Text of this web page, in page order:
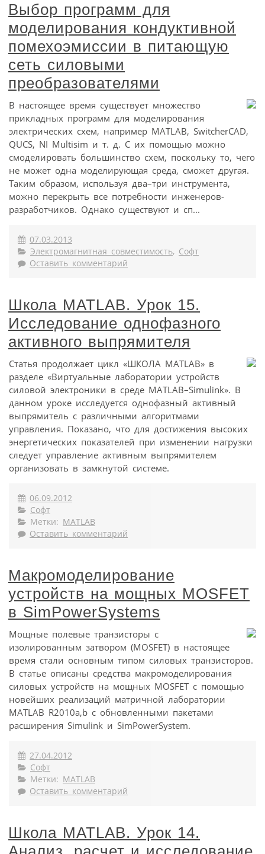
Выбор программ для
моделирования кондуктивной
помехоэмиссии в питающую
сеть силовыми
преобразователями
В настоящее время существует множество
прикладных программ для моделирования
электрических схем, например MATLAB, SwitcherCAD,
QUCS, NI Multisim и т. д. С их помощью можно
смоделировать большинство схем, поскольку то, чего
не может одна моделирующая среда, сможет другая.
Таким образом, используя два–три инструмента,
можно перекрыть все потребности инженеров-
разработчиков. Однако существуют и сп...
07.03.2013
Электромагнитная совместимость, Софт
Оставить комментарий
Школа МATLAB. Урок 15.
Исследование однофазного
активного выпрямителя
Статья продолжает цикл «ШКОЛА МATLAB» в
разделе «Виртуальные лаборатории устройств
силовой электроники в среде МATLAB–Simulink». В
данном уроке исследуется однофазный активный
выпрямитель с различными алгоритмами
управления. Показано, что для достижения высоких
энергетических показателей при изменении нагрузки
следует управление активным выпрямителем
организовать в замкнутой системе.
06.09.2012
Софт
Метки: MATLAB
Оставить комментарий
Макромоделирование
устройств на мощных MOSFET
в SimPowerSystems
Мощные полевые транзисторы с
изолированным затвором (MOSFET) в настоящее
время стали основным типом силовых транзисторов.
В статье описаны средства макромоделирования
силовых устройств на мощных MOSFET с помощью
новейших реализаций матричной лаборатории
MATLAB R2010a,b с обновленными пакетами
расширения Simulink и SimPowerSystem.
27.04.2012
Софт
Метки: MATLAB
Оставить комментарий
Школа MATLAB. Урок 14.